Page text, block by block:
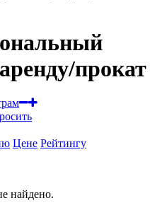
прокат
Цене Рейтингу
найдено.